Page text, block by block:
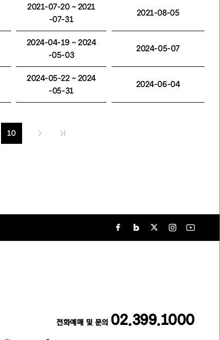
2021-07-20 ~ 2021
-07-31
2021-08-05
2024-04-19 ~ 2024
-05-03
2024-05-07
2024-05-22 ~ 2024
-05-31
2024-06-04
10
전화예매 및 문의 02.399.1000